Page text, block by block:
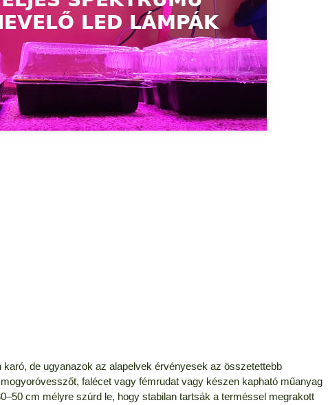
de ugyanazok az alapelvek érvényesek az összetettebb
falécet vagy fémrudat vagy készen kapható műanyag
cm mélyre szúrd le, hogy stabilan tartsák a terméssel megrakott